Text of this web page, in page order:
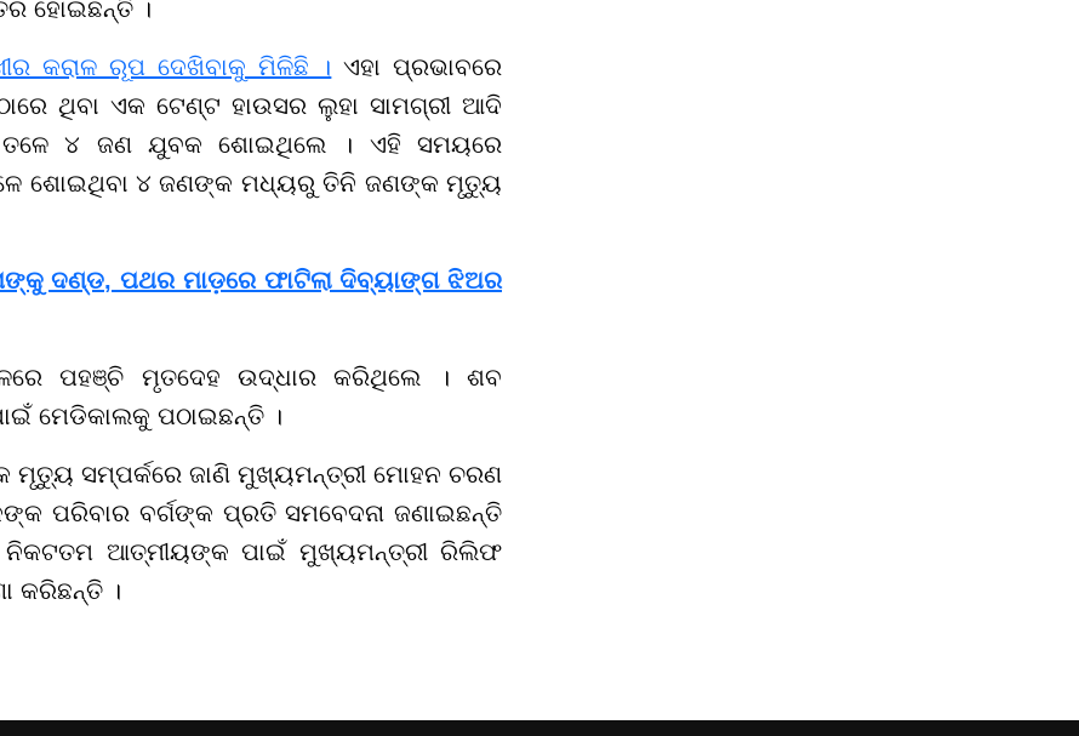
ହୋଇଛନ୍ତି ।
କରାଳ ରୂପ ଦେଖିବାକୁ ମିଳିଛି । ଏହା ପ୍ରଭାବରେ
ଥିବା ଏକ ଟେଣ୍ଟ ହାଉସର ଲୁହା ସାମଗ୍ରୀ ଆଦି
ତଳେ ୪ ଜଣ ଯୁବକ ଶୋଇଥିଲେ । ଏହି ସମୟରେ
ତଳେ ଶୋଇଥିବା ୪ ଜଣଙ୍କ ମଧ୍ୟରୁ ତିନି ଜଣଙ୍କ ମୃତ୍ୟୁ
ଦଣ୍ଡ, ପଥର ମାଡ଼ରେ ଫାଟିଲା ଦିବ୍ୟାଙ୍ଗ ଝିଅର
ପହଞ୍ଚି ମୃତଦେହ ଉଦ୍ଧାର କରିଥିଲେ । ଶବ
ମେଡିକାଲକୁ ପଠାଇଛନ୍ତି ।
ମୃତ୍ୟୁ ସମ୍ପର୍କରେ ଜାଣି ମୁଖ୍ୟମନ୍ତ୍ରୀ ମୋହନ ଚରଣ
ପରିବାର ବର୍ଗଙ୍କ ପ୍ରତି ସମବେଦନା ଜଣାଇଛନ୍ତି
ଆତ୍ମୀୟଙ୍କ ପାଇଁ ମୁଖ୍ୟମନ୍ତ୍ରୀ ରିଲିଫ
କରିଛନ୍ତି ।